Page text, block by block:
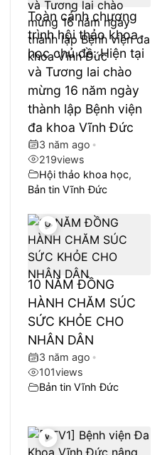
Toàn cảnh chương
trình hội thảo khoa
học chủ đề: Hiện tại
và Tương lai chào
mừng 16 năm ngày
thành lập Bệnh viện
đa khoa Vĩnh Đức
3 năm ago •
219views
Hội thảo khoa học,
Bản tin Vĩnh Đức
10 NĂM ĐỒNG
HÀNH CHĂM SÚC
SỨC KHỎE CHO
NHÂN DÂN
3 năm ago •
101views
Bản tin Vĩnh Đức